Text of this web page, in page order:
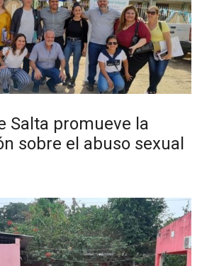
Salta promueve la
sobre el abuso sexual